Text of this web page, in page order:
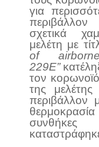
για
σχετικά
μελέτη με
of
229E”
τον
της
περιβάλλον
συνθήκες